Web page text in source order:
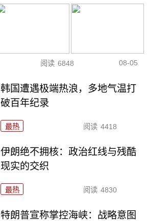
阅读 6848 08-05
韩国遭遇极端热浪，多地气温打
破百年纪录
最热 阅读 4418
伊朗绝不拥核：政治红线与残酷
现实的交织
最热 阅读 4830
特朗普宣称掌控海峡：战略意图